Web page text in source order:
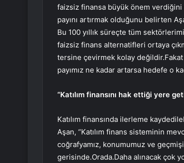
faizsiz finansa büyük önem verdiğini
payını artırmak olduğunu belirten
Bu 100 yıllık süreçte tüm
faizsiz finans alternatifleri ortaya
tersine çevirmek kolay değildir.Fakat
payımız ne kadar artarsa ​​hedefe o
“Katılım finansını hak ettiği yere
Katılım finansında ilerleme
Aşan, “Katılım finans sisteminin
coğrafyamız, konumumuz ve
gerisinde.Orada.Daha alınacak çok